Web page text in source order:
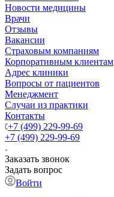
Новости медицины
Врачи
Отзывы
Вакансии
Страховым компаниям
Корпоративным клиентам
Адрес клиники
Вопросы от пациентов
Менеджмент
Случаи из практики
Контакты
+7 (499) 229-99-69
+7 (499) 229-99-69
Заказать звонок
Задать вопрос
Войти